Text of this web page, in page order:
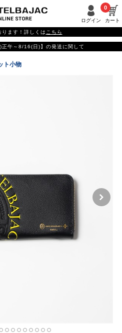
ログイン カート
0
ります！詳しくは こちら
午～8/16(日)】の発送に関して
ト小物